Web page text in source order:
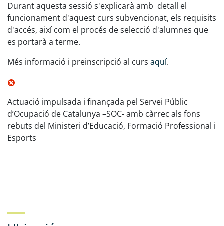
Durant aquesta sessió s'explicarà amb detall el
funcionament d'aquest curs subvencionat, els requisits
d'accés, així com el procés de selecció d'alumnes que
es portarà a terme.
Més informació i preinscripció al curs aquí.
Actuació impulsada i finançada pel Servei Públic
d’Ocupació de Catalunya –SOC- amb càrrec als fons
rebuts del Ministeri d’Educació, Formació Professional i
Esports